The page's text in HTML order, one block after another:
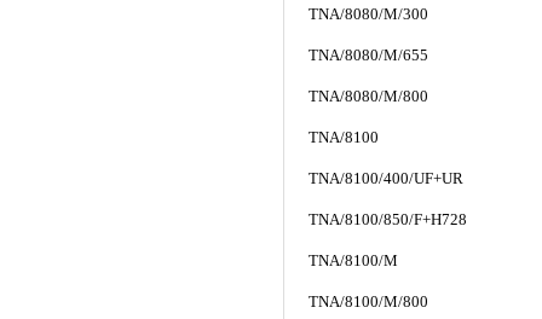
TNA/8080/M/300
TNA/8080/M/655
TNA/8080/M/800
TNA/8100
TNA/8100/400/UF+UR
TNA/8100/850/F+H728
TNA/8100/M
TNA/8100/M/800